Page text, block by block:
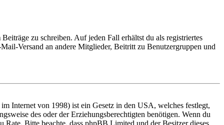
zu schreiben. Auf jeden Fall erhältst du als registriertes
Versand an andere Mitglieder, Beitritt zu Benutzergruppen und
Internet von 1998) ist ein Gesetz in den USA, welches festlegt,
des oder der Erziehungsberechtigten benötigen. Wenn du
Bitte beachte, dass phpBB Limited und der Besitzer dieses